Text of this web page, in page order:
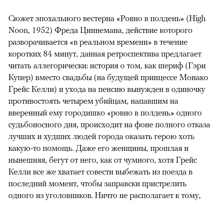
Сюжет эпохального вестерна «Ровно в полдень» (High
Noon, 1952) Фреда Циннемана, действие которого
разворачивается «в реальном времени» в течение
коротких 84 минут, данная ретроспектива предлагает
читать аллегорически: история о том, как шериф (Гэри
Купер) вместо свадьбы (на будущей принцессе Монако
Грейс Келли) и ухода на пенсию вынужден в одиночку
противостоять четырем убийцам, напавшим на
вверенный ему городишко «ровно в полдень» одного
судьбоносного дня, происходит на фоне полного отказа
лучших и худших людей города оказать герою хоть
какую-то помощь. Даже его женщины, прошлая и
нынешняя, бегут от него, как от чумного, хотя Грейс
Келли все же хватает совести выбежать из поезда в
последний момент, чтобы заправски пристрелить
одного из уголовников. Ничто не располагает к тому,